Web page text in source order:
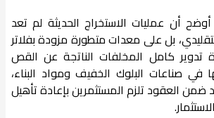
أوضح أن عمليات الاستخراج الحديثة لم تعد
بل على معدات متطورة مزودة بفلاتر
تدوير كامل المخلفات الناتجة عن القص
في صناعات البلوك الخفيف ومواد البناء،
ضمن العقود تلزم المستثمرين بإعادة تأهيل